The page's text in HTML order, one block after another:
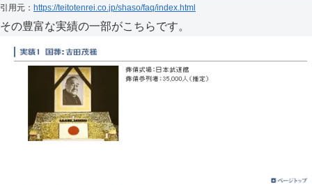
引用元： https://teitotenrei.co.jp/shaso/faq/index.html
その豊富な実績の一部がこちらです。